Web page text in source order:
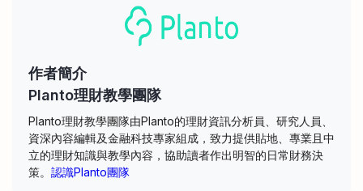
作者簡介
Planto理財教學團隊
Planto理財教學團隊由Planto的理財資訊分析員、研究人員、
資深內容編輯及金融科技專家組成，致力提供貼地、專業且中
立的理財知識與教學內容，協助讀者作出明智的日常財務決
策。 認識Planto團隊